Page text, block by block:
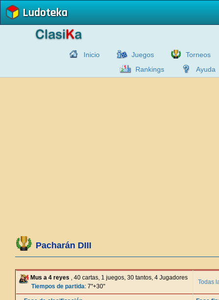
Ludoteka
Inicio Juegos
Torneos
Rankings
Ayuda
Pacharán DIII
Mus a 4 reyes , 40 cartas, 1 juegos, 30 tantos, 4 Jugadores
Tiempos de partida: 7"+30"
Todas